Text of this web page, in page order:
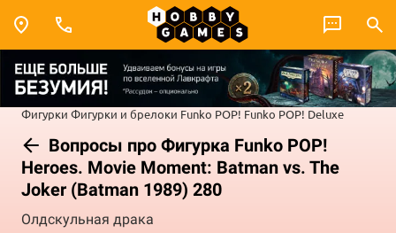
Фигурки Фигурки и брелоки Funko POP! Funko POP! Deluxe
Вопросы про Фигурка Funko POP!
Heroes. Movie Moment: Batman vs. The
Joker (Batman 1989) 280
Олдскульная драка